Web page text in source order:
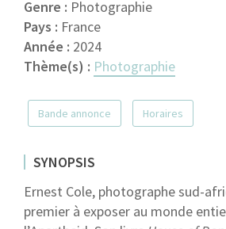
Genre : Photographie
Pays : France
Année : 2024
Thème(s) : Photographie
Bande annonce Horaires
SYNOPSIS
Ernest Cole, photographe sud-
premier à exposer au monde